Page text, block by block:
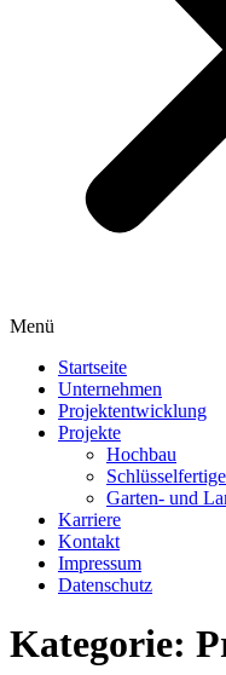
Menü
Startseite
Unternehmen
Projektentwicklung
Projekte
Hochbau
Garten- und
Karriere
Kontakt
Impressum
Datenschutz
Kategorie: